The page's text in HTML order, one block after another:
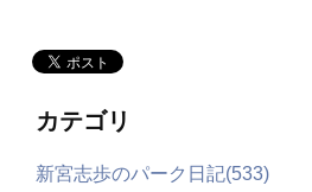
カテゴリ
新宮志歩のパーク日記(533)